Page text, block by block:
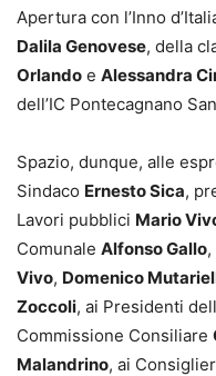
Apertura con l’Inno
Dalila Genovese, della
Orlando e Alessandra
dell’IC Pontecagnano
Spazio, dunque, alle
Sindaco Ernesto Sica,
Lavori pubblici Mario
Comunale Alfonso Gallo
Vivo, Domenico
Zoccoli, ai Presidenti
Commissione Consiliare
Malandrino, ai